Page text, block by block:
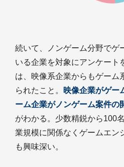
続いて、ノンゲーム分野でゲ
いる企業を対象にアンケート
は、映像系企業からもゲーム
られたこと。
映像企業がゲー
ーム企業がノンゲーム案件の
がわかる。少数精鋭から100
業規模に関係なくゲームエン
も興味深い。